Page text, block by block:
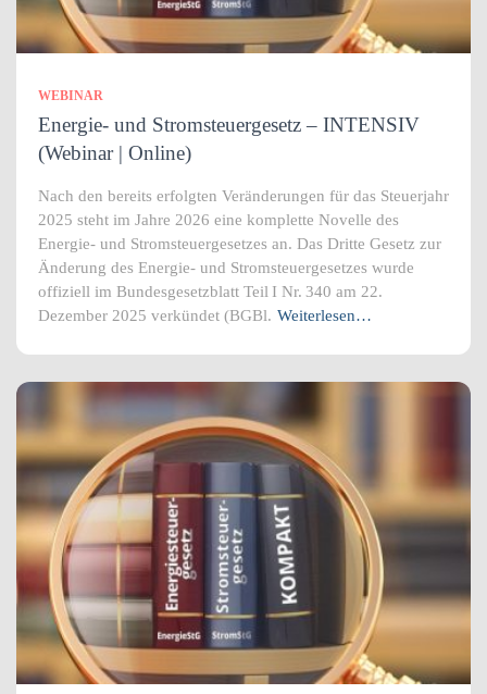
WEBINAR
Energie- und Stromsteuergesetz – INTENSIV
(Webinar | Online)
Nach den bereits erfolgten Veränderungen für das Steuerjahr
2025 steht im Jahre 2026 eine komplette Novelle des
Energie- und Stromsteuergesetzes an. Das Dritte Gesetz zur
Änderung des Energie‑ und Stromsteuergesetzes wurde
offiziell im Bundesgesetzblatt Teil I Nr. 340 am 22.
Dezember 2025 verkündet (BGBl. Weiterlesen…